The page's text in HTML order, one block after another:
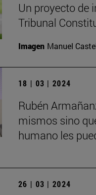
Un proyecto de
Tribunal
Imagen Manuel
18 | 03 | 2024
Rubén
mismos sino
humano les
26 | 03 | 2024